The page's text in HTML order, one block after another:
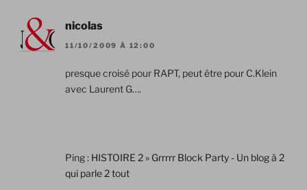
nicolas
11/10/2009 À 12:00
presque croisé pour RAPT, peut être pour C.Klein
avec Laurent G….
Ping : HISTOIRE 2 » Grrrrr Block Party - Un blog à 2
qui parle 2 tout